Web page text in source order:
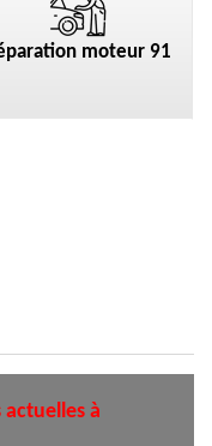
moteur 91
à